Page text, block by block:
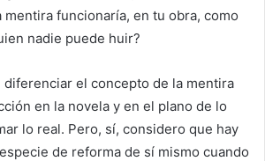
mentira funcionaría, en tu obra, como
nadie puede huir?
diferenciar el concepto de la mentira
en la novela y en el plano de lo
lo real. Pero, sí, considero que hay
de reforma de sí mismo cuando